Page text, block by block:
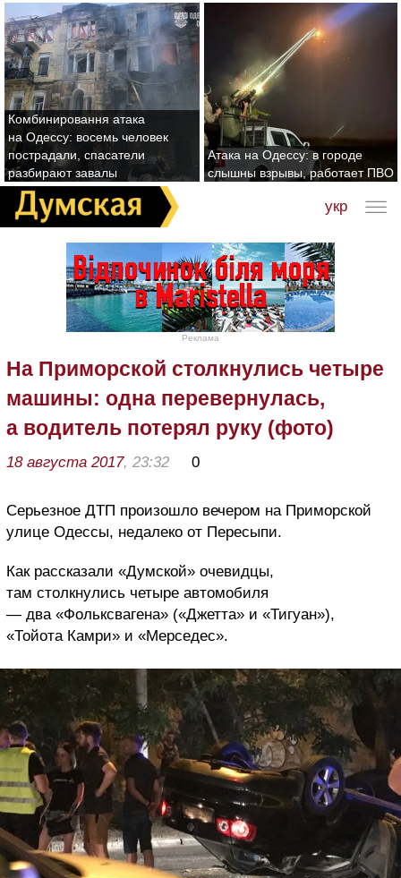
Комбинировання атака
на Одессу: восемь человек
пострадали, спасатели
разбирают завалы
Атака на Одессу: в городе
слышны взрывы, работает ПВО
укр
Реклама
На Приморской столкнулись четыре
машины: одна перевернулась,
а водитель потерял руку (фото)
18 августа 2017, 23:32 0
Серьезное ДТП произошло вечером на Приморской
улице Одессы, недалеко от Пересыпи.
Как рассказали «Думской» очевидцы,
там столкнулись четыре автомобиля
— два «Фольксвагена» («Джетта» и «Тигуан»),
«Тойота Камри» и «Мерседес».